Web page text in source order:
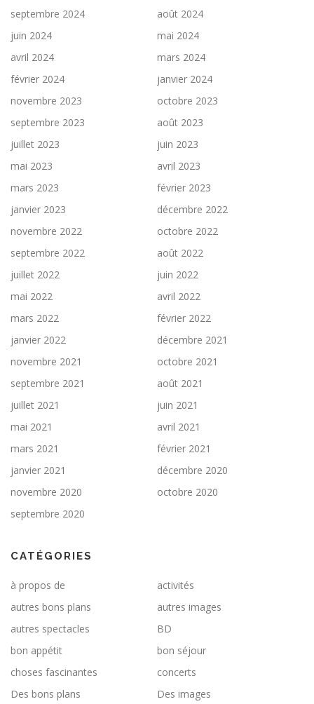
septembre 2024
août 2024
juin 2024
mai 2024
avril 2024
mars 2024
février 2024
janvier 2024
novembre 2023
octobre 2023
septembre 2023
août 2023
juillet 2023
juin 2023
mai 2023
avril 2023
mars 2023
février 2023
janvier 2023
décembre 2022
novembre 2022
octobre 2022
septembre 2022
août 2022
juillet 2022
juin 2022
mai 2022
avril 2022
mars 2022
février 2022
janvier 2022
décembre 2021
novembre 2021
octobre 2021
septembre 2021
août 2021
juillet 2021
juin 2021
mai 2021
avril 2021
mars 2021
février 2021
janvier 2021
décembre 2020
novembre 2020
octobre 2020
septembre 2020
CATÉGORIES
à propos de
activités
autres bons plans
autres images
autres spectacles
BD
bon appétit
bon séjour
choses fascinantes
concerts
Des bons plans
Des images